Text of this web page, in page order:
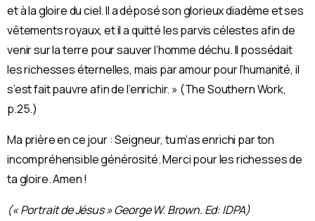
et à la gloire du ciel. Il a déposé son glorieux diadème et ses
vêtements royaux, et il a quitté les parvis célestes afin de
venir sur la terre pour sauver l’homme déchu. Il possédait
les richesses éternelles, mais par amour pour l’humanité, il
s’est fait pauvre afin de l’enrichir. » (The Southern Work,
p.25.)
Ma prière en ce jour : Seigneur, tu m’as enrichi par ton
incompréhensible générosité. Merci pour les richesses de
ta gloire. Amen !
(« Portrait de Jésus » George W. Brown. Ed: IDPA)